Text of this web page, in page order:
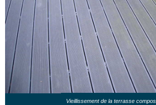
Vieillissement de la terrasse